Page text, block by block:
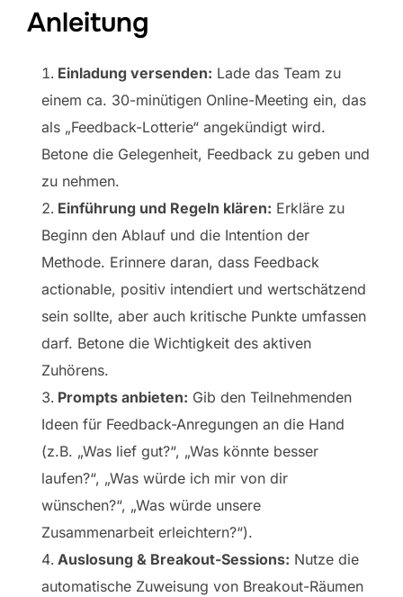
Anleitung
Einladung versenden: Lade das Team zu
einem ca. 30-minütigen Online-Meeting ein, das
als „Feedback-Lotterie“ angekündigt wird.
Betone die Gelegenheit, Feedback zu geben und
zu nehmen.
Einführung und Regeln klären: Erkläre zu
Beginn den Ablauf und die Intention der
Methode. Erinnere daran, dass Feedback
actionable, positiv intendiert und wertschätzend
sein sollte, aber auch kritische Punkte umfassen
darf. Betone die Wichtigkeit des aktiven
Zuhörens.
Prompts anbieten: Gib den Teilnehmenden
Ideen für Feedback-Anregungen an die Hand
(z.B. „Was lief gut?“, „Was könnte besser
laufen?“, „Was würde ich mir von dir
wünschen?“, „Was würde unsere
Zusammenarbeit erleichtern?“).
Auslosung & Breakout-Sessions: Nutze die
automatische Zuweisung von Breakout-Räumen